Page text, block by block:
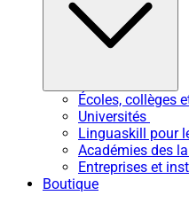
Écoles, collèges
Universités
Linguaskill pour
Académies des
Entreprises et
Boutique